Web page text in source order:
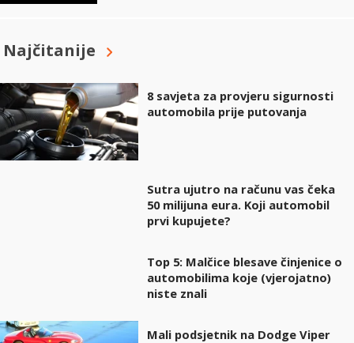
Najčitanije
8 savjeta za provjeru sigurnosti
automobila prije putovanja
Sutra ujutro na računu vas čeka
50 milijuna eura. Koji automobil
prvi kupujete?
Top 5: Malčice blesave činjenice o
automobilima koje (vjerojatno)
niste znali
Mali podsjetnik na Dodge Viper